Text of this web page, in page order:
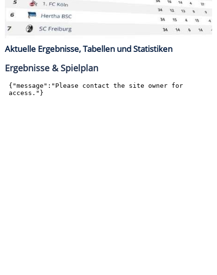
Aktuelle Ergebnisse, Tabellen und Statistiken
Ergebnisse & Spielplan